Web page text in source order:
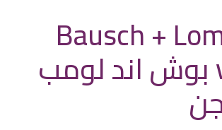
Bausch +
vision2 بوش اند لومب